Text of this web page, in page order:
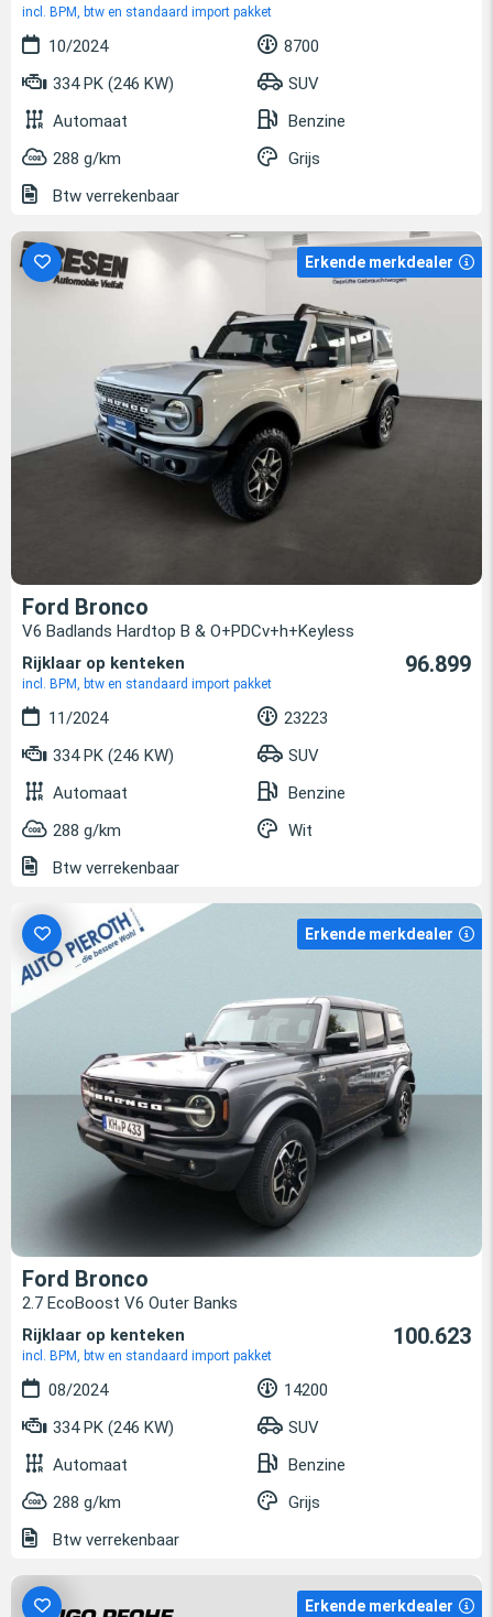
incl. BPM, btw en standaard import pakket
10/2024
8700
334 PK (246 KW)
SUV
Automaat
Benzine
288 g/km
Grijs
Btw verrekenbaar
Erkende merkdealer
Ford Bronco
V6 Badlands Hardtop B & O+PDCv+h+Keyless
Rijklaar op kenteken
incl. BPM, btw en standaard import pakket
96.899
11/2024
23223
334 PK (246 KW)
SUV
Automaat
Benzine
288 g/km
Wit
Btw verrekenbaar
Erkende merkdealer
Ford Bronco
2.7 EcoBoost V6 Outer Banks
Rijklaar op kenteken
incl. BPM, btw en standaard import pakket
100.623
08/2024
14200
334 PK (246 KW)
SUV
Automaat
Benzine
288 g/km
Grijs
Btw verrekenbaar
Erkende merkdealer